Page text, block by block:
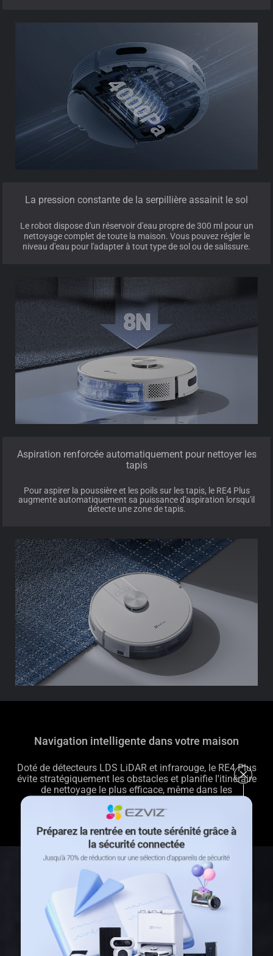
La pression constante de la serpillière assainit le sol
Le robot dispose d'un réservoir d'eau propre de 300 ml pour un
nettoyage complet de toute la maison. Vous pouvez régler le
niveau d'eau pour l'adapter à tout type de sol ou de salissure.
Aspiration renforcée automatiquement pour nettoyer les
tapis
Pour aspirer la poussière et les poils sur les tapis, le RE4 Plus
augmente automatiquement sa puissance d'aspiration lorsqu'il
détecte une zone de tapis.
Navigation intelligente dans votre maison
Doté de détecteurs LDS LiDAR et infrarouge, le RE4 Plus
évite stratégiquement les obstacles et planifie l'itinéraire
de nettoyage le plus efficace, même dans les